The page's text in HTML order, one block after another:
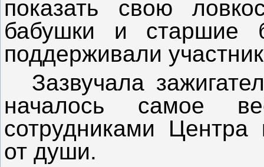
показать свою
бабушки и старшие
поддерживали
Зазвучала
началось самое
сотрудниками Центра
от души.